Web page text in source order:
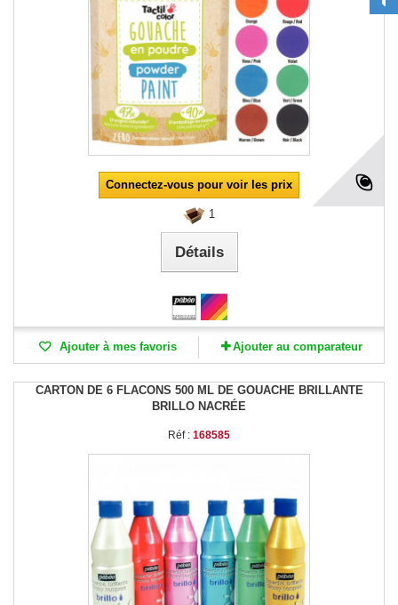
Connectez-vous pour voir les prix
1
Détails
Ajouter à mes favoris Ajouter au comparateur
CARTON DE 6 FLACONS 500 ML DE GOUACHE BRILLANTE
BRILLO NACRÉE
Réf : 168585